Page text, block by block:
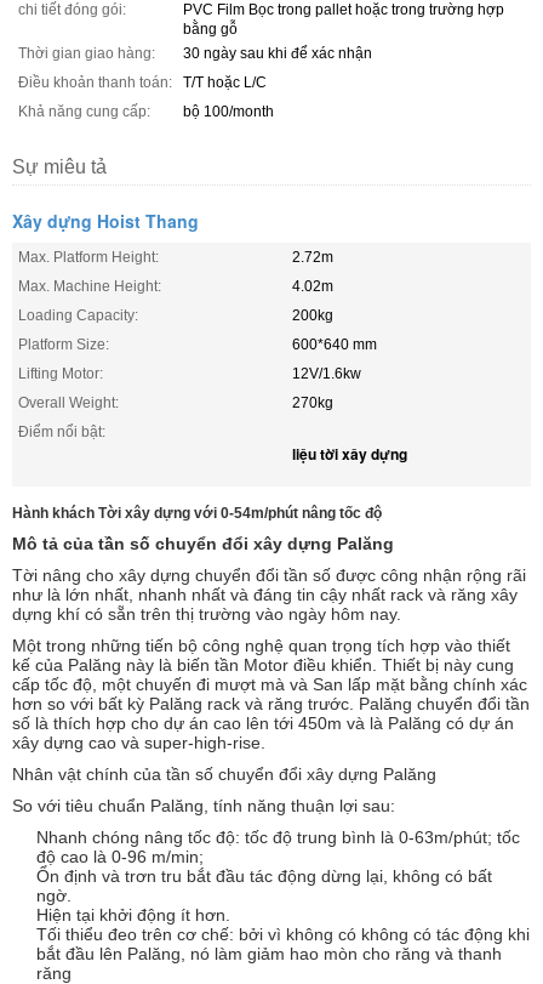
chi tiết đóng gói:
PVC Film Bọc trong pallet hoặc trong trường hợp
bằng gỗ
Thời gian giao hàng:
30 ngày sau khi để xác nhận
Điều khoản thanh toán:
T/T hoặc L/C
Khả năng cung cấp:
bộ 100/month
Sự miêu tả
Xây dựng Hoist Thang
Max. Platform Height:
2.72m
Max. Machine Height:
4.02m
Loading Capacity:
200kg
Platform Size:
600*640 mm
Lifting Motor:
12V/1.6kw
Overall Weight:
270kg
Điểm nổi bật:
liệu tời xây dựng
Hành khách Tời xây dựng với 0-54m/phút nâng tốc độ
Mô tả của tần số chuyển đổi xây dựng Palăng
Tời nâng cho xây dựng chuyển đổi tần số được công nhận rộng rãi
như là lớn nhất, nhanh nhất và đáng tin cậy nhất rack và răng xây
dựng khí có sẵn trên thị trường vào ngày hôm nay.
Một trong những tiến bộ công nghệ quan trọng tích hợp vào thiết
kế của Palăng này là biến tần Motor điều khiển. Thiết bị này cung
cấp tốc độ, một chuyến đi mượt mà và San lấp mặt bằng chính xác
hơn so với bất kỳ Palăng rack và răng trước. Palăng chuyển đổi tần
số là thích hợp cho dự án cao lên tới 450m và là Palăng có dự án
xây dựng cao và super-high-rise.
Nhân vật chính của tần số chuyển đổi xây dựng Palăng
So với tiêu chuẩn Palăng, tính năng thuận lợi sau:
Nhanh chóng nâng tốc độ: tốc độ trung bình là 0-63m/phút; tốc
độ cao là 0-96 m/min;
Ổn định và trơn tru bắt đầu tác động dừng lại, không có bất
ngờ.
Hiện tại khởi động ít hơn.
Tối thiểu đeo trên cơ chế: bởi vì không có không có tác động khi
bắt đầu lên Palăng, nó làm giảm hao mòn cho răng và thanh
răng